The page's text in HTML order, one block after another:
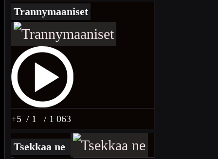
Trannymaaniset
+5 / 1 / 1 063
Tsekkaa ne